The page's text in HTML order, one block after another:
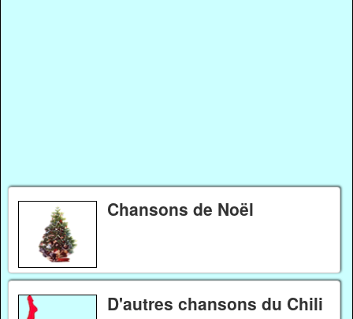
Chansons de Noël
D'autres chansons du Chili